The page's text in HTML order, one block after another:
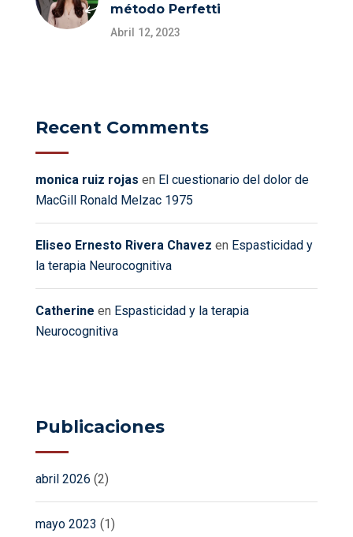
método Perfetti
Abril 12, 2023
Recent Comments
monica ruiz rojas en El cuestionario del dolor de
MacGill Ronald Melzac 1975
Eliseo Ernesto Rivera Chavez en Espasticidad y
la terapia Neurocognitiva
Catherine en Espasticidad y la terapia
Neurocognitiva
Publicaciones
abril 2026 (2)
mayo 2023 (1)